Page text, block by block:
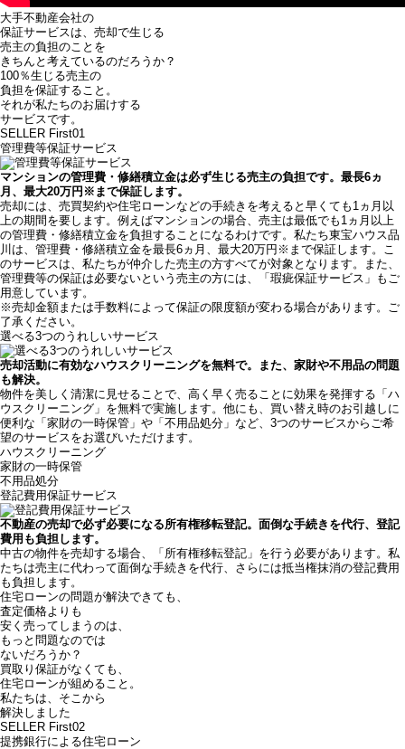
大手不動産会社の
保証サービスは、売却で生じる
売主の負担のことを
きちんと考えているのだろうか？
100％生じる売主の
負担を保証すること。
それが私たちのお届けする
サービスです。
SELLER First01
管理費等保証サービス
マンションの管理費・修繕積立金は必ず生じる売主の負担です。最長6ヵ
月、最大20万円 ※ まで保証します。
売却には、売買契約や住宅ローンなどの手続きを考えると早くても1ヵ月以
上の期間を要します。例えばマンションの場合、売主は最低でも1ヵ月以上
の管理費・修繕積立金を負担することになるわけです。私たち東宝ハウス品
川は、管理費・修繕積立金を最長6ヵ月、最大20万円 ※ まで保証します。こ
のサービスは、私たちが仲介した売主の方すべてが対象となります。また、
管理費等の保証は必要ないという売主の方には、「瑕疵保証サービス」もご
用意しています。
※売却金額または手数料によって保証の限度額が変わる場合があります。ご
了承ください。
選べる3つのうれしいサービス
売却活動に有効なハウスクリーニングを無料で。また、家財や不用品の問題
も解決。
物件を美しく清潔に見せることで、高く早く売ることに効果を発揮する「ハ
ウスクリーニング」を無料で実施します。他にも、買い替え時のお引越しに
便利な「家財の一時保管」や「不用品処分」など、3つのサービスからご希
望のサービスをお選びいただけます。
ハウスクリーニング
家財の一時保管
不用品処分
登記費用保証サービス
不動産の売却で必ず必要になる所有権移転登記。面倒な手続きを代行、登記
費用も負担します。
中古の物件を売却する場合、「所有権移転登記」を行う必要があります。私
たちは売主に代わって面倒な手続きを代行、さらには抵当権抹消の登記費用
も負担します。
住宅ローンの問題が解決できても、
査定価格よりも
安く売ってしまうのは、
もっと問題なのでは
ないだろうか？
買取り保証がなくても、
住宅ローンが組めること。
私たちは、そこから
解決しました
SELLER First02
提携銀行による住宅ローン